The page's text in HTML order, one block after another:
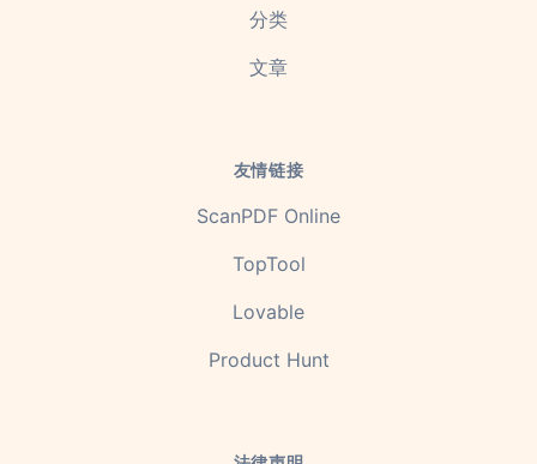
分类
文章
友情链接
ScanPDF Online
TopTool
Lovable
Product Hunt